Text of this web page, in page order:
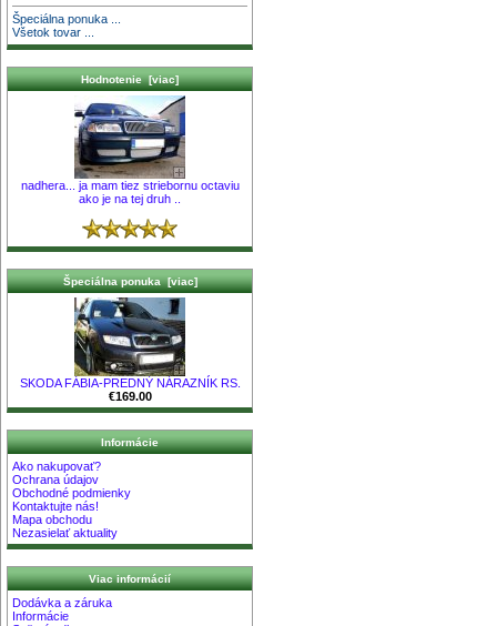
Špeciálna ponuka ...
Všetok tovar ...
Hodnotenie [viac]
nadhera... ja mam tiez striebornu octaviu
ako je na tej druh ..
Špeciálna ponuka [viac]
SKODA FÁBIA-PREDNÝ NÁRAZNÍK RS.
€169.00
Informácie
Ako nakupovať?
Ochrana údajov
Obchodné podmienky
Kontaktujte nás!
Mapa obchodu
Nezasielať aktuality
Viac informácií
Dodávka a záruka
Informácie